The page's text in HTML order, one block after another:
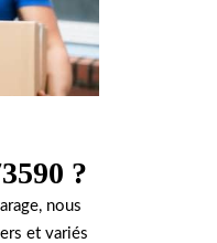
?
nous
et variés